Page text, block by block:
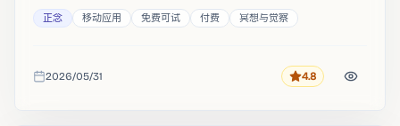
正念 移动应用 免费可试 付费 冥想与觉察
收录时间
2026/05/31 评分4.8